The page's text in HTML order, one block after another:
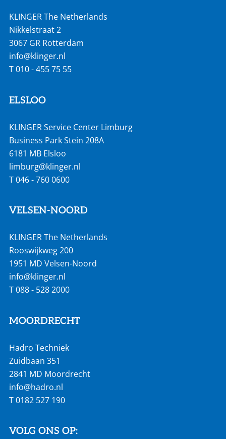
KLINGER The Netherlands
Nikkelstraat 2
3067 GR Rotterdam
info@klinger.nl
T010 - 455 75 55
ELSLOO
KLINGER Service Center Limburg
Business Park Stein 208A
6181 MB Elsloo
limburg@klinger.nl
T046 - 760 0600
VELSEN-NOORD
KLINGER The Netherlands
Rooswijkweg 200
1951 MD Velsen-Noord
info@klinger.nl
T088 - 528 2000
MOORDRECHT
Hadro Techniek
Zuidbaan 351
2841 MD Moordrecht
info@hadro.nl
T0182 527 190
VOLG ONS OP: